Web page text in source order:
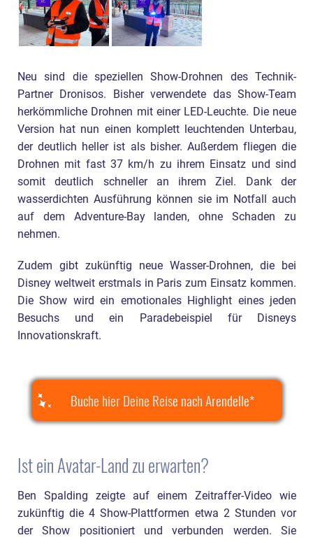
Neu sind die speziellen Show-Drohnen des Technik-
Partner Dronisos. Bisher verwendete das Show-Team
herkömmliche Drohnen mit einer LED-Leuchte. Die neue
Version hat nun einen komplett leuchtenden Unterbau,
der deutlich heller ist als bisher. Außerdem fliegen die
Drohnen mit fast 37 km/h zu ihrem Einsatz und sind
somit deutlich schneller an ihrem Ziel. Dank der
wasserdichten Ausführung können sie im Notfall auch
auf dem Adventure-Bay landen, ohne Schaden zu
nehmen.
Zudem gibt zukünftig neue Wasser-Drohnen, die bei
Disney weltweit erstmals in Paris zum Einsatz kommen.
Die Show wird ein emotionales Highlight eines jeden
Besuchs und ein Paradebeispiel für Disneys
Innovationskraft.
Buche hier Deine Reise nach Arendelle
Ist ein Avatar-Land zu erwarten?
Ben Spalding zeigte auf einem Zeitraffer-Video wie
zukünftig die 4 Show-Plattformen etwa 2 Stunden vor
der Show positioniert und verbunden werden. Sie